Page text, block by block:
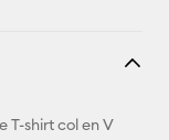
E-mail
T-shirt col en V